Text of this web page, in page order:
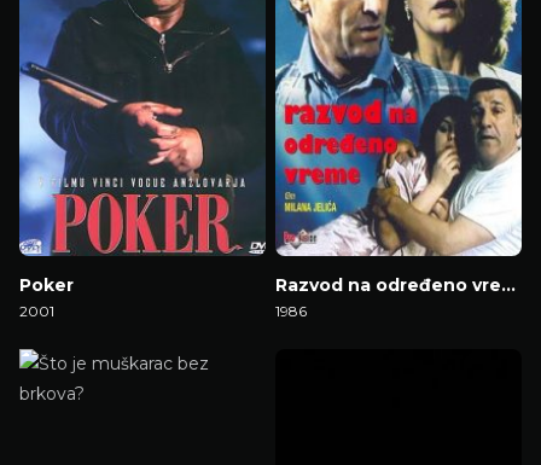
Poker
2001
Razvod na određeno vreme
1986